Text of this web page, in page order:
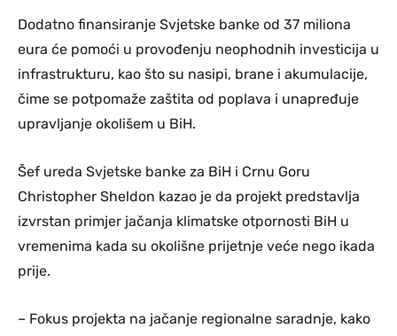
Dodatno finansiranje Svjetske banke od 37 miliona
eura će pomoći u provođenju neophodnih investicija u
infrastrukturu, kao što su nasipi, brane i akumulacije,
čime se potpomaže zaštita od poplava i unapređuje
upravljanje okolišem u BiH.
Šef ureda Svjetske banke za BiH i Crnu Goru
Christopher Sheldon kazao je da projekt predstavlja
izvrstan primjer jačanja klimatske otpornosti BiH u
vremenima kada su okolišne prijetnje veće nego ikada
prije.
– Fokus projekta na jačanje regionalne saradnje, kako